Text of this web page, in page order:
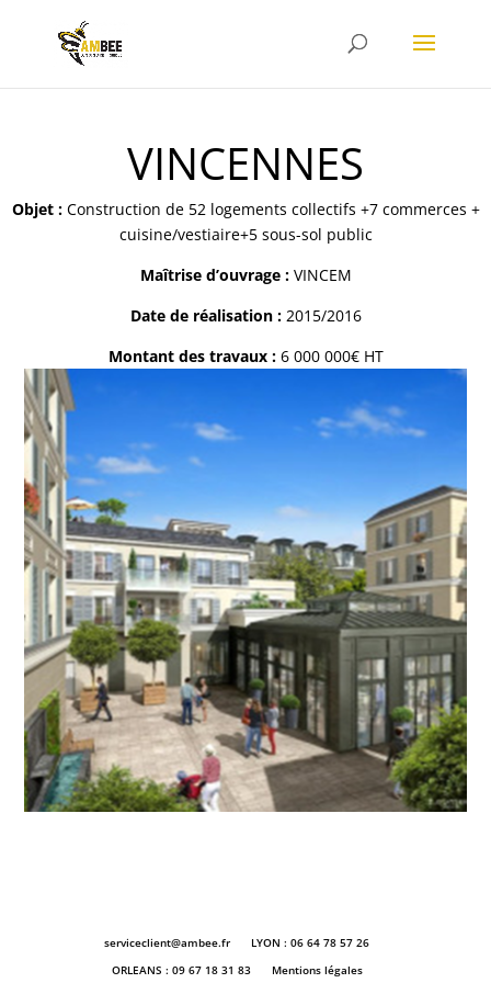
VINCENNES
Objet :Construction de 52 logements collectifs +7 commerces +
cuisine/vestiaire+5 sous-sol public
Maîtrise d’ouvrage :VINCEM
Date de réalisation :2015/2016
Montant des travaux :6 000 000€ HT
serviceclient@ambee.fr
LYON : 06 64 78 57 26
ORLEANS : 09 67 18 31 83
Mentions légales